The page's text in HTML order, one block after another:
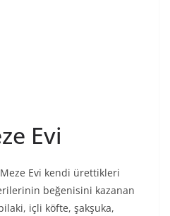
Evi
Evi kendi ürettikleri
beğenisini kazanan
içli köfte, şakşuka,